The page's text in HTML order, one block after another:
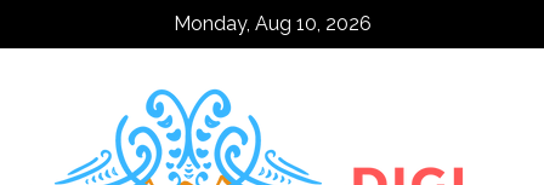
Monday, Aug 10, 2026